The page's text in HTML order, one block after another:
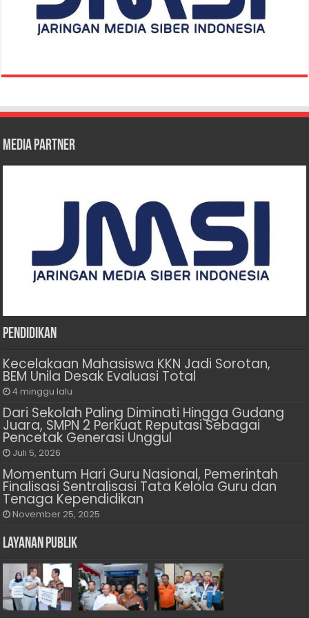
Media Partner
Pendidikan
Kecelakaan Mahasiswa KKN Jadi Sorotan,
BEM Unila Desak Evaluasi Total
4 minggu lalu
Dari Sekolah Paling Diminati Hingga Gudang
Juara, SMPN 2 Perkuat Reputasi Sebagai
Pencetak Generasi Unggul
Juli 5, 2026
Momentum Hari Guru Nasional, Pemerintah
Finalisasi Sentralisasi Tata Kelola Guru dan
Tenaga Kependidikan
November 25, 2025
Layanan Publik